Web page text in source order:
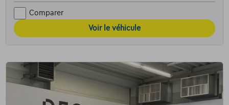
Comparer
Voir le véhicule